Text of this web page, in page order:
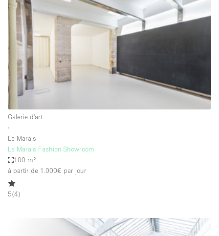
Espace Avec Vue
Espace Brut
Espace Epuré / Minimaliste
Exposition Véhicules
Internet
Jardin
Licence Alcool
Mobilier
Parking Privé
Rooftop / Terrasse
Galerie d'art
∙
Le Marais
Le Marais Fashion Showroom
100 m²
à partir de 1.000€ par jour
5(4)